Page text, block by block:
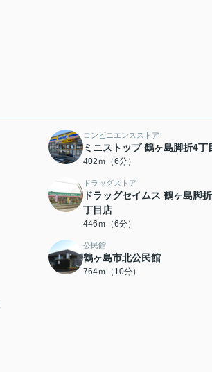
コンビニエンスストア
ミニストップ 鶴ヶ島脚折4丁
402ｍ（6分）
ドラッグストア
ドラッグセイムス 鶴ヶ島脚
丁目店
446ｍ（6分）
公民館
鶴ヶ島市北公民館
764ｍ（10分）